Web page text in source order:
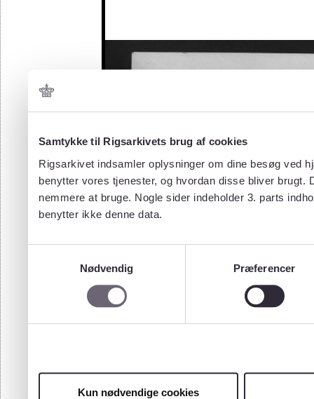
Samtykke til Rigsarkivets brug af cookies
Rigsarkivet indsamler oplysninger om dine besøg ved
benytter vores tjenester, og hvordan disse bliver
nemmere at bruge. Nogle sider indeholder 3. parts
benytter ikke denne data.
Nødvendig
Præferencer
Kun nødvendige cookies